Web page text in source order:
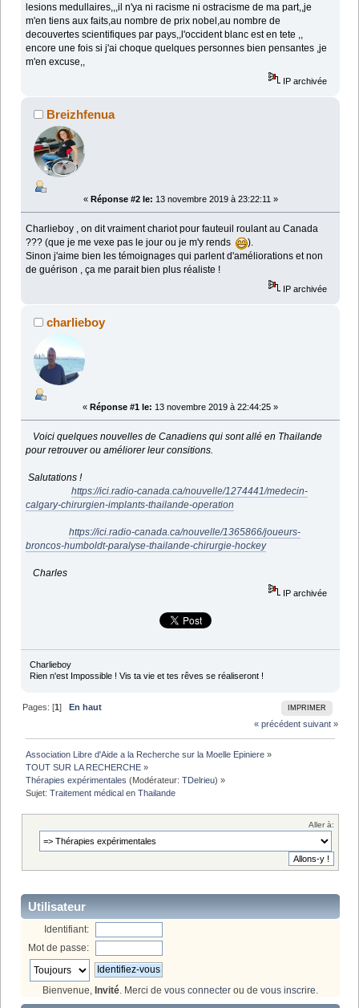
lesions medullaires,,,il n'ya ni racisme ni ostracisme de ma part,,je
m'en tiens aux faits,au nombre de prix nobel,au nombre de
decouvertes scientifiques par pays,,l'occident blanc est en tete ,,
encore une fois si j'ai choque quelques personnes bien pensantes ,je
m'en excuse,,
IP archivée
Breizhfenua
« Réponse #2 le: 13 novembre 2019 à 23:22:11 »
Charlieboy , on dit vraiment chariot pour fauteuil roulant au Canada
??? (que je me vexe pas le jour ou je m'y rends
).
Sinon j'aime bien les témoignages qui parlent d'améliorations et non
de guérison , ça me parait bien plus réaliste !
IP archivée
charlieboy
« Réponse #1 le: 13 novembre 2019 à 22:44:25 »
Voici quelques nouvelles de Canadiens qui sont allé en Thailande
pour retrouver ou améliorer leur consitions.
Salutations !
https://ici.radio-canada.ca/nouvelle/1274441/medecin-
calgary-chirurgien-implants-thailande-operation
https://ici.radio-canada.ca/nouvelle/1365866/joueurs-
broncos-humboldt-paralyse-thailande-chirurgie-hockey
Charles
IP archivée
Charlieboy
Rien n'est Impossible ! Vis ta vie et tes rêves se réaliseront !
IMPRIMER
Pages: [1]En haut
« précédent suivant »
Association Libre d'Aide a la Recherche sur la Moelle Epiniere »
TOUT SUR LA RECHERCHE »
Thérapies expérimentales (Modérateur:TDelrieu) »
Sujet:Traitement médical en Thailande
Aller à:
Utilisateur
Identifiant:
Mot de passe:
Bienvenue, Invité. Merci de vous connecter ou de vous inscrire.